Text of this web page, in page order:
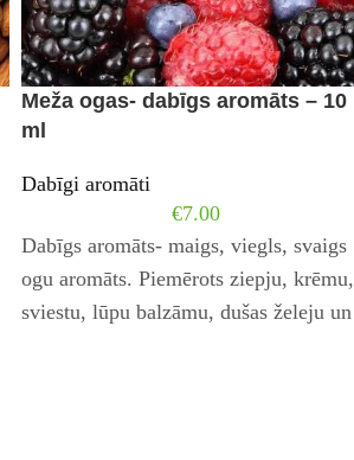
Meža ogas- dabīgs aromāts – 10
ml
Dabīgi aromāti
€7.00
Dabīgs aromāts- maigs, viegls, svaigs
ogu aromāts. Piemērots ziepju, krēmu,
sviestu, lūpu balzāmu, dušas želeju un